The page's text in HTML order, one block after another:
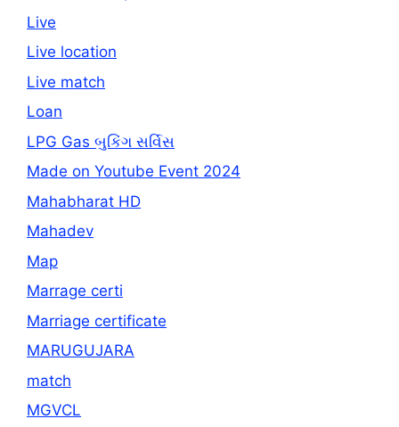
Live
Live location
Live match
Loan
LPG Gas બુકિંગ સર્વિસ
Made on Youtube Event 2024
Mahabharat HD
Mahadev
Map
Marrage certi
Marriage certificate
MARUGUJARA
match
MGVCL